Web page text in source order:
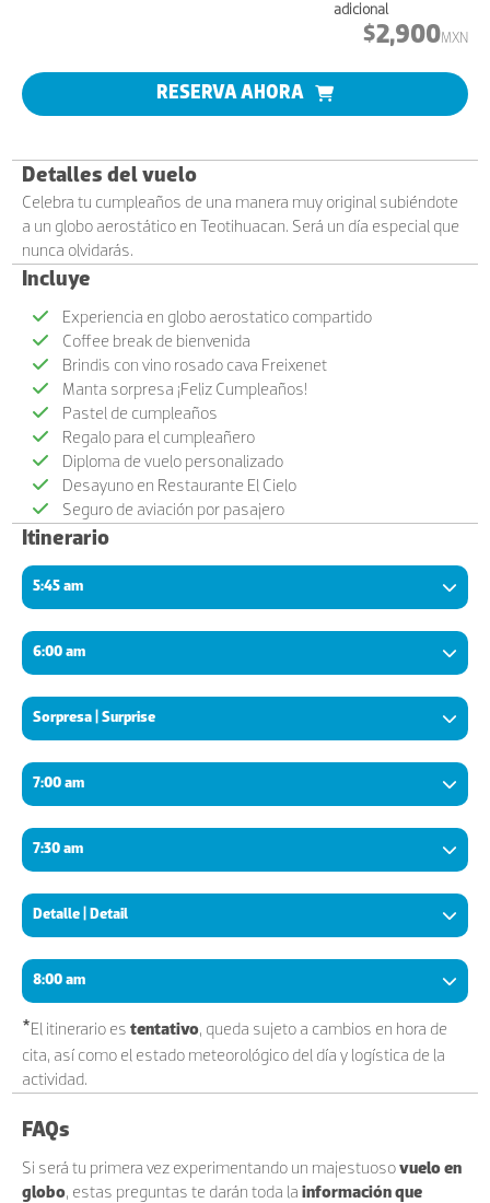
adicional
$2,900MXN
RESERVA AHORA
Detalles del vuelo
Celebra tu cumpleaños de una manera muy original subiéndote
a un globo aerostático en Teotihuacan. Será un día especial que
nunca olvidarás.
Incluye
Experiencia en globo aerostatico compartido
Coffee break de bienvenida
Brindis con vino rosado cava Freixenet
Manta sorpresa ¡Feliz Cumpleaños!
Pastel de cumpleaños
Regalo para el cumpleañero
Diploma de vuelo personalizado
Desayuno en Restaurante El Cielo
Seguro de aviación por pasajero
Itinerario
5:45 am
6:00 am
Sorpresa | Surprise
7:00 am
7:30 am
Detalle | Detail
8:00 am
*El itinerario es tentativo, queda sujeto a cambios en hora de
cita, así como el estado meteorológico del día y logística de la
actividad.
FAQs
Si será tu primera vez experimentando un majestuosovuelo en
globo, estas preguntas te darán toda la información que